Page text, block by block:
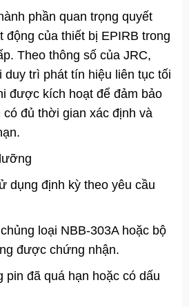
phần quan trọng quyết
động của thiết bị EPIRB trong
Theo thông số của JRC,
duy trì phát tín hiệu liên tục tối
được kích hoạt để đảm bảo
đủ thời gian xác định và
dụng định kỳ theo yêu cầu
loại NBB-303A hoặc bộ
được chứng nhận.
pin đã quá hạn hoặc có dấu